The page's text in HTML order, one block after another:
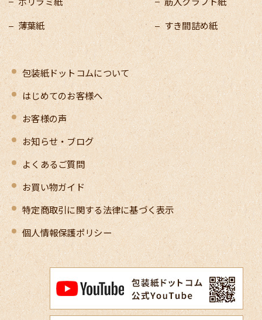
薄葉紙
すき間詰め紙
包装紙ドットコムについて
はじめてのお客様へ
お客様の声
お知らせ・ブログ
よくあるご質問
お買い物ガイド
特定商取引に関する法律に基づく表示
個人情報保護ポリシー